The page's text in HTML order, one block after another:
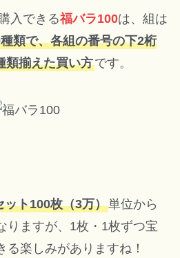
入できる福バラ100は、組は
類で、各組の番号の下2桁
類揃えた買い方です。
ット100枚（3万）単位から
りますが、1枚・1枚ずつ宝
る楽しみがありますね！